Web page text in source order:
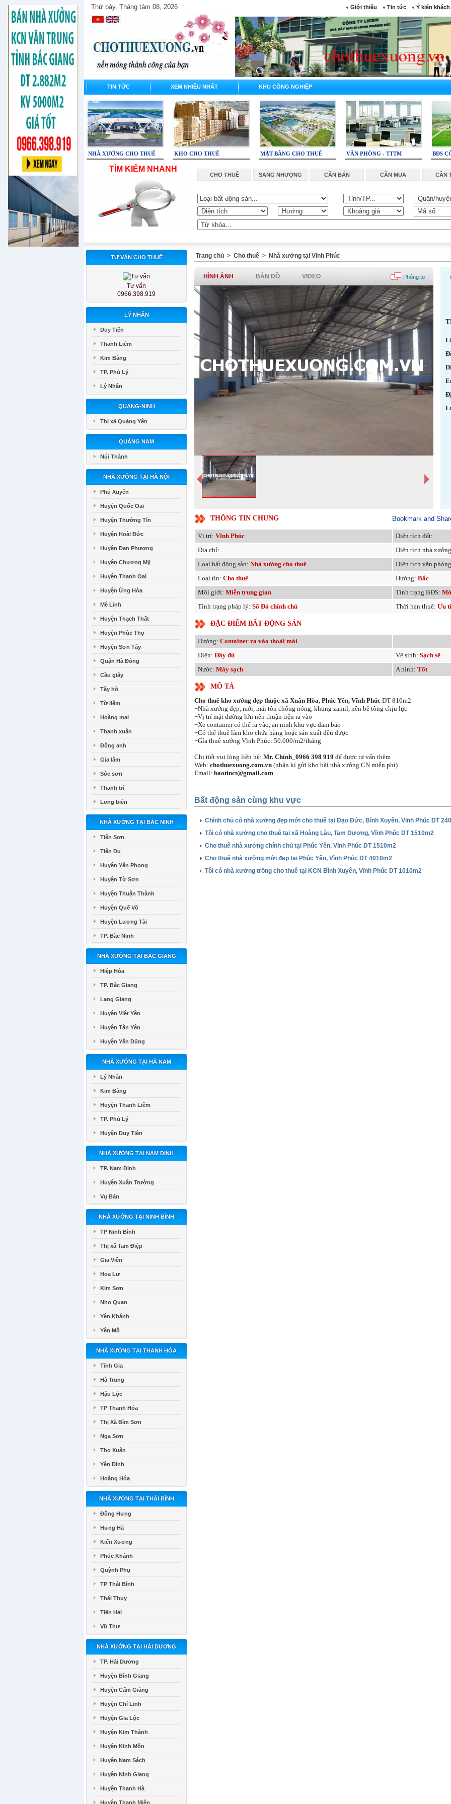
Thứ bảy, Tháng tám 08, 2026 Giới thiệu Tin tức Ý kiến khách
TIN TỨC XEM NHIỀU NHẤT KHU CÔNG NGHIỆP
NHÀ XƯỞNG CHO THUÊ KHO CHO THUÊ MẶT BẰNG CHO THUÊ VĂN PHÒNG - TTTM BĐS
TÌM KIẾM NHANH
CHO THUÊ SANG NHƯỢNG CẦN BÁN CẦN MUA CẦN
TƯ VẤN CHO THUÊ
Tư vấn
0966.398.919
LÝ NHÂN
Duy Tiên
Thanh Liêm
Kim Bảng
TP. Phủ Lý
Lý Nhân
QUANG-NINH
Thị xã Quảng Yên
QUẢNG NAM
Núi Thành
NHÀ XƯỞNG TẠI HÀ NỘI
Phú Xuyên
Huyện Quốc Oai
Huyện Thường Tín
Huyện Hoài Đức
Huyện Đan Phượng
Huyện Chương Mỹ
Huyện Thanh Oai
Huyện Ứng Hòa
Mê Linh
Huyện Thạch Thất
Huyện Phúc Thọ
Huyện Sơn Tây
Quận Hà Đông
Cầu giấy
Tây hồ
Từ liêm
Hoàng mai
Thanh xuân
Đông anh
Gia lâm
Sóc sơn
Thanh trì
Long biên
NHÀ XƯỞNG TẠI BẮC NINH
Tiên Sơn
Tiên Du
Huyện Yên Phong
Huyện Từ Sơn
Huyện Thuận Thành
Huyện Quế Võ
Huyện Lương Tài
TP. Bắc Ninh
NHÀ XƯỞNG TẠI BẮC GIANG
Hiệp Hòa
TP. Bắc Giang
Lạng Giang
Huyện Việt Yên
Huyện Tân Yên
Huyện Yên Dũng
NHÀ XƯỞNG TẠI HÀ NAM
Lý Nhân
Kim Bảng
Huyện Thanh Liêm
TP. Phủ Lý
Huyện Duy Tiên
NHÀ XƯỞNG TẠI NAM ĐỊNH
TP. Nam Định
Huyện Xuân Trường
Vụ Bản
NHÀ XƯỞNG TẠI NINH BÌNH
TP Ninh Bình
Thị xã Tam Điệp
Gia Viễn
Hoa Lư
Kim Sơn
Nho Quan
Yên Khánh
Yên Mô
NHÀ XƯỞNG TẠI THANH HÓA
Tĩnh Gia
Hà Trung
Hậu Lộc
TP Thanh Hóa
Thị Xã Bỉm Sơn
Nga Sơn
Thọ Xuân
Yên Định
Hoằng Hóa
NHÀ XƯỞNG TẠI THÁI BÌNH
Đông Hưng
Hưng Hà
Kiến Xương
Phúc Khánh
Quỳnh Phụ
TP Thái Bình
Thái Thụy
Tiền Hải
Vũ Thư
NHÀ XƯỞNG TẠI HẢI DƯƠNG
TP. Hải Dương
Huyện Bình Giang
Huyện Cẩm Giàng
Huyện Chí Linh
Huyện Gia Lộc
Huyện Kim Thành
Huyện Kinh Môn
Huyện Nam Sách
Huyện Ninh Giang
Huyện Thanh Hà
Huyện Thanh Miện
Trang chủ > Cho thuê > Nhà xưởng tại Vĩnh Phúc
HÌNH ẢNH BẢN ĐỒ VIDEO Phóng to
THÔNG TIN CHUNG
Vị trí: Vĩnh Phúc
Diện tích đất:
Địa chỉ:
Diện tích nhà
Loại bất động sản: Nhà xưởng cho thuê
Diện tích văn
Loại tin: Cho thuê Hướng: Bắc
Môi giới: Miễn trung gian Tình trạng BĐS:
Tình trạng pháp lý: Sổ Đỏ chính chủ Thời hạn thuê: Ưu
ĐẶC ĐIỂM BẤT ĐỘNG SẢN
Đường: Container ra vào thoải mái
Điện: Đầy đủ Vệ sinh: Sạch sẽ
Nước: Máy sạch A ninh: Tốt
MÔ TẢ
Cho thuê kho xưởng đẹp thuộc xã Xuân Hòa, Phúc Yên, Vĩnh Phúc DT 810m2
+Nhà xưởng đẹp, mới, mái tôn chống nóng, khung zamil, nền bê tông chịu lực
+Vị trí mặt đường lớn nên thuận tiện ra vào
+Xe container có thể ra vào, an ninh khu vực đảm bảo
+Có thể thuê làm kho chứa hàng hoặc sản xuất đều được
+Gía thuê xưởng Vĩnh Phúc: 50.000/m2/tháng
Chi tiết vui lòng liện hệ: Mr. Chính_0966 398 919 để được tư vấn thêm
Web: chothuexuong.com.vn (nhận kí gửi kho bãi nhà xưởng CN miễn phí)
Email: baotinct@gmail.com
Bất động sản cùng khu vực
Chính chủ có nhà xưởng đẹp mới cho thuê tại Đạo Đức, Bình Xuyên, Vinh Phúc DT
Tôi có nhà xưởng cho thuê tại xã Hoàng Lâu, Tam Dương, Vĩnh Phúc DT 1510m2
Cho thuê nhà xưởng chính chủ tại Phúc Yên, Vĩnh Phúc DT 1510m2
Cho thuê nhà xưởng mới đẹp tại Phúc Yên, Vĩnh Phúc DT 4010m2
Tôi có nhà xưởng trống cho thuê tại KCN Bình Xuyên, Vĩnh Phúc DT 1010m2